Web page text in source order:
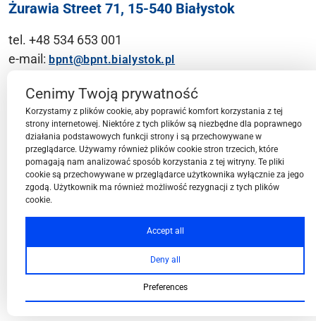
Żurawia Street 71, 15-540 Białystok
tel. +48 534 653 001
e-mail: bpnt@bpnt.bialystok.pl
Contact
BPN-T Area
BPN-T Offer
Cenimy Twoją prywatność
Korzystamy z plików cookie, aby poprawić komfort korzystania z tej
strony internetowej. Niektóre z tych plików są niezbędne dla poprawnego
działania podstawowych funkcji strony i są przechowywane w
przeglądarce. Używamy również plików cookie stron trzecich, które
pomagają nam analizować sposób korzystania z tej witryny. Te pliki
cookie są przechowywane w przeglądarce użytkownika wyłącznie za jego
zgodą. Użytkownik ma również możliwość rezygnacji z tych plików
cookie.
Accept all
Deny all
Preferences